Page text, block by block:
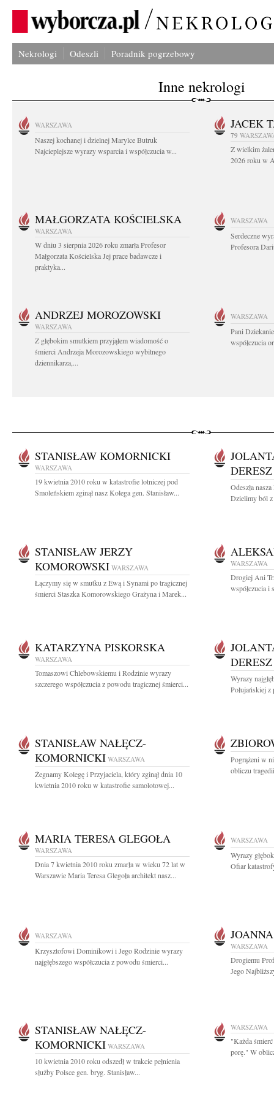
Nekrologi Odeszli Poradnik pogrzebowy
Inne nekrologi
WARSZAWA
Naszej kochanej i dzielnej Marylce Butruk
Najcieplejsze wyrazy wsparcia i współczucia w...
JACEK
79
Z wielkim
2026 roku w
MAŁGORZATA KOŚCIELSKA
WARSZAWA
W dniu 3 sierpnia 2026 roku zmarła Profesor
Małgorzata Kościelska Jej prace badawcze i
praktyka...
WARSZAWA
Serdeczne
Profesora
ANDRZEJ MOROZOWSKI
WARSZAWA
Z głębokim smutkiem przyjąłem wiadomość o
śmierci Andrzeja Morozowskiego wybitnego
dziennikarza,...
WARSZAWA
Pani
współczucia
STANISŁAW KOMORNICKI
WARSZAWA
19 kwietnia 2010 roku w katastrofie lotniczej pod
Smoleńskiem zginął nasz Kolega gen. Stanisław...
DERESZ
Odeszła
Dzielimy ból z
STANISŁAW JERZY
KOMOROWSKI WARSZAWA
Łączymy się w smutku z Ewą i Synami po tragicznej
śmierci Staszka Komorowskiego Grażyna i Marek...
WARSZAWA
Drogiej Ani
współczucia i
KATARZYNA PISKORSKA
WARSZAWA
Tomaszowi Chlebowskiemu i Rodzinie wyrazy
szczerego współczucia z powodu tragicznej śmierci...
DERESZ
Wyrazy
Połujańskiej
STANISŁAW NAŁĘCZ-
KOMORNICKI WARSZAWA
Żegnamy Kolegę i Przyjaciela, który zginął dnia 10
kwietnia 2010 roku w katastrofie samolotowej...
Pogrążeni w
obliczu
MARIA TERESA GLEGOŁA
WARSZAWA
Dnia 7 kwietnia 2010 roku zmarła w wieku 72 lat w
Warszawie Maria Teresa Glegoła architekt nasz...
WARSZAWA
Wyrazy
Ofiar
WARSZAWA
Krzysztofowi Dominikowi i Jego Rodzinie wyrazy
najgłębszego współczucia z powodu śmierci...
WARSZAWA
Drogiemu
Jego
STANISŁAW NAŁĘCZ-
KOMORNICKI WARSZAWA
10 kwietnia 2010 roku odszedł w trakcie pełnienia
służby Polsce gen. bryg. Stanisław...
WARSZAWA
"Każda
porę." W